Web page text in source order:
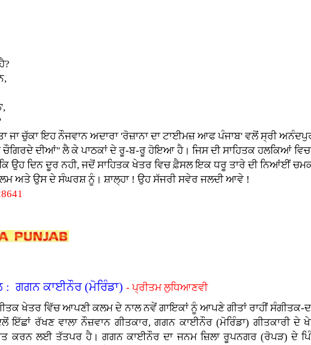
ਚੁੱਕਾ ਇਹ ਨੌਜਵਾਨ ਅਦਾਰਾ 'ਰੋਜ਼ਾਨਾ ਦਾ ਟਾਈਮਜ਼ ਆਫ ਪੰਜਾਬ' ਵਲੋਂ ਸ੍ਰੀ
ਦੀਆਂ'' ਲੈ ਕੇ ਪਾਠਕਾਂ ਦੇ ਰੂ-ਬ-ਰੂ ਹੋਇਆ ਹੈ। ਜਿਸ ਦੀ ਸਾਹਿਤਕ ਹਲਕਿਆਂ ਵਿਚ
ਉਹ ਦਿਨ ਦੂਰ ਨਹੀ, ਜਦੋਂ ਸਾਹਿਤਕ ਖੇਤਰ ਵਿਚ ਫ਼ੈਸਲ ਇਕ ਧਰੂ ਤਾਰੇ ਦੀ ਨਿਆਂਈਂ
ਅਤੇ ਉਸ ਦੇ ਸੰਘਰਸ਼ ਨੂੰ। ਸ਼ਾਲ੍ਹਾ ! ਉਹ ਸੱਜਰੀ ਸਵੇਰ ਜਲਦੀ ਆਵੇ !
: ਗਗਨ ਕਾਈਨੌਰ (ਮੋਰਿੰਡਾ)- ਪ੍ਰੀਤਮ ਲੁਧਿਆਣਵੀ
ਖੇਤਰ ਵਿੱਚ ਆਪਣੀ ਕਲਮ ਦੇ ਨਾਲ ਨਵੇਂ ਗਾਇਕਾਂ ਨੂੰ ਆਪਣੇ ਗੀਤਾਂ ਰਾਹੀਂ
ਇੱਛਾਂ ਰੱਖਣ ਵਾਲਾ ਨੌਜ਼ਵਾਨ ਗੀਤਕਾਰ, ਗਗਨ ਕਾਈਨੌਰ (ਮੋਰਿੰਡਾ) ਗੀਤਕਾਰੀ ਦੇ
ਕਰਨ ਲਈ ਤੱਤਪਰ ਹੈ। ਗਗਨ ਕਾਈਨੌਰ ਦਾ ਜਨਮ ਜ਼ਿਲਾ ਰੂਪਨਗਰ (ਰੋਪੜ) ਦੇ